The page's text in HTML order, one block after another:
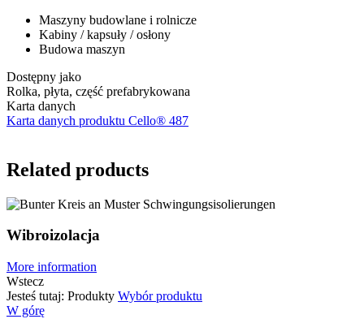
Maszyny budowlane i rolnicze
Kabiny / kapsuły / osłony
Budowa maszyn
Dostępny jako
Rolka, płyta, część prefabrykowana
Karta danych
Karta danych produktu Cello® 487
Related products
Wibroizolacja
More information
Wstecz
Jesteś tutaj: Produkty Wybór produktu
W górę